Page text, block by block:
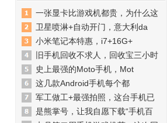
一张显卡比游戏机都贵，为什么这
卫星喷淋+自动开门，意大利da
小米笔记本特惠，i7+16G+
旧手机回收不求人，回收宝三小时
史上最强的Moto手机，Mot
这几款Android手机每个都
军工做工+最强拍照，这台手机已
是熊掌号，让我自愿下载“手机百